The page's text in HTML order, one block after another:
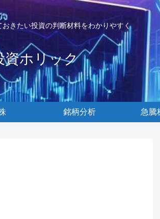
きたい投資の判断材料をわかりやすく
資ホリック
銘柄分析 急騰